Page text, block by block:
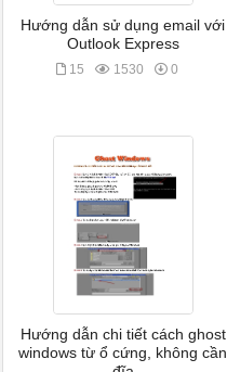
Hướng dẫn sử dụng email với
Outlook Express
15 1530 0
Hướng dẫn chi tiết cách ghost
windows từ ổ cứng, không cần